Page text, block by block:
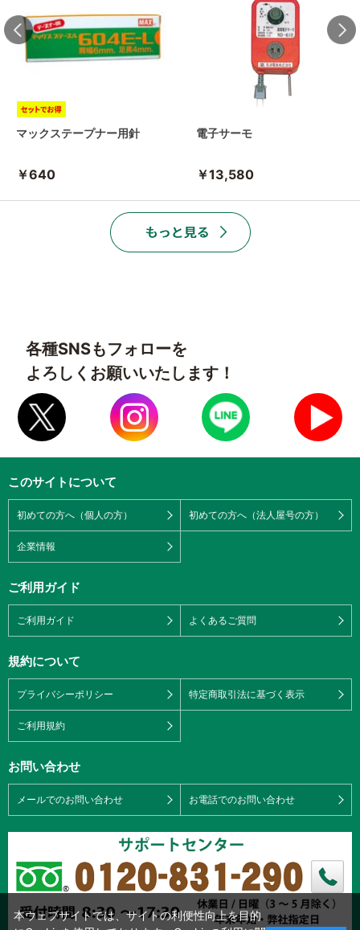
マックステープナー用針
￥640
電子サーモ
￥13,580
各種SNSもフォローを
よろしくお願いいたします！
このサイトについて
初めての方へ（個人の方） 初めての方へ（法人屋号の方）
企業情報
ご利用ガイド
ご利用ガイド よくあるご質問
規約について
プライバシーポリシー 特定商取引法に基づく表示
ご利用規約
お問い合わせ
メールでのお問い合わせ お電話でのお問い合わせ
本ウェブサイトでは、サイトの利便性向上を目的